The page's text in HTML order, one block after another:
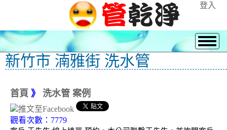
登入
新竹市 湳雅街 洗水管
首頁 》 洗水管 案例
觀看次數：7779